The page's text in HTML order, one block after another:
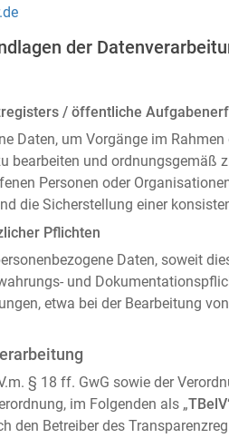
der
/ öffentliche
Daten, um Vorgänge im
bearbeiten und
Personen oder
die Sicherstellung einer
Pflichten
Daten, soweit
und
etwa bei der Bearbeitung
§ 18 ff. GwG sowie der
im Folgenden als „TBelV
den Betreiber des